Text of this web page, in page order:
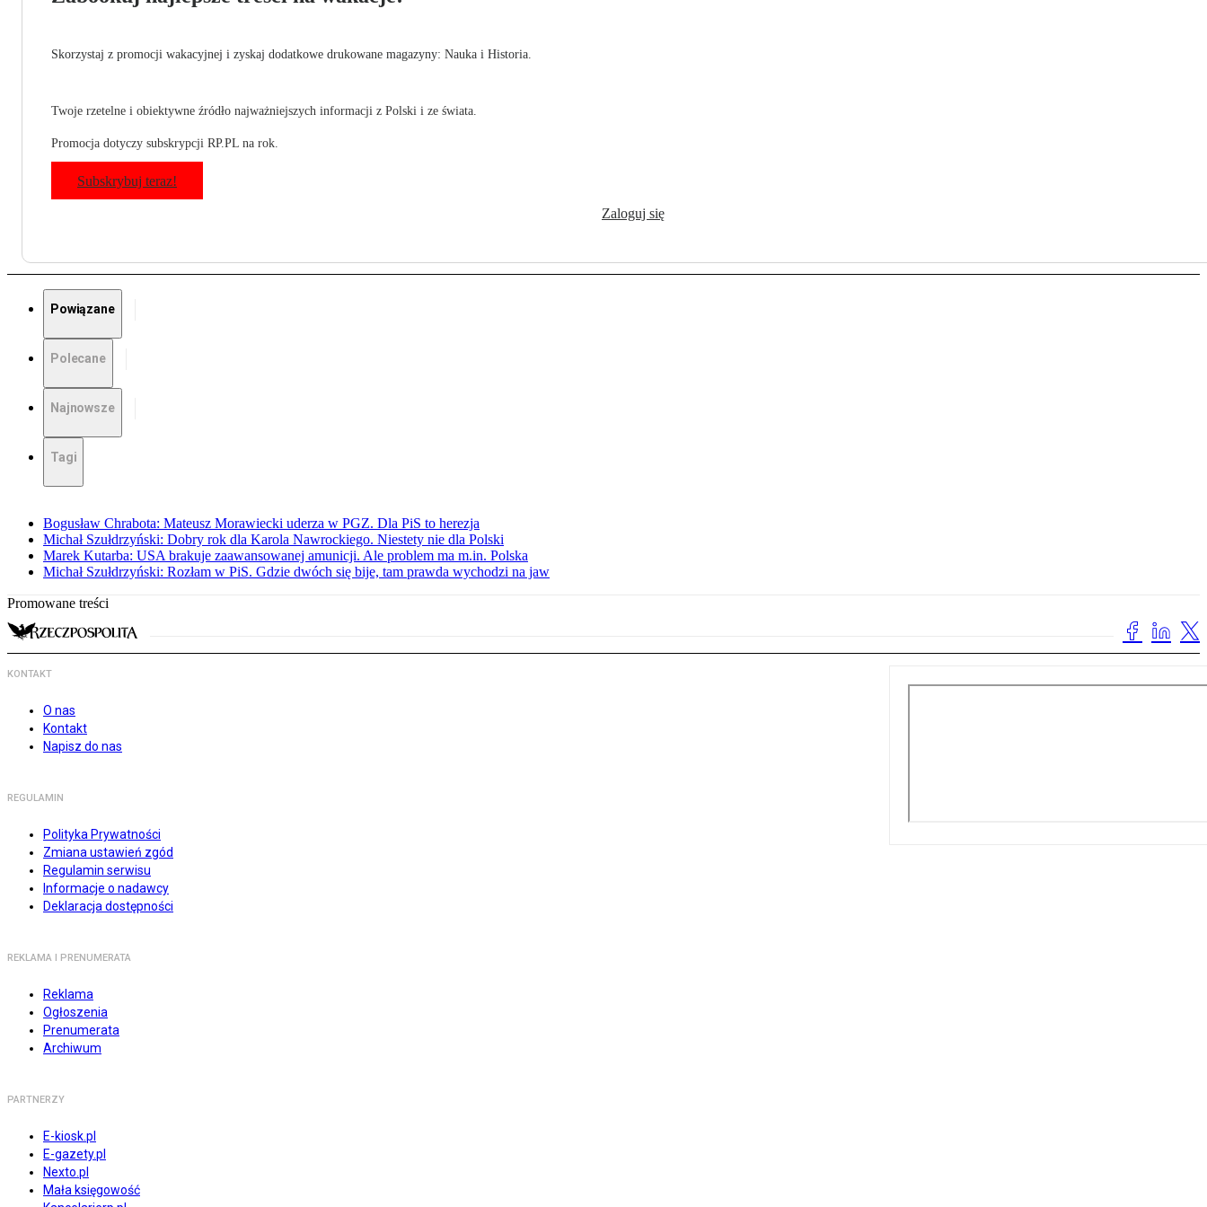
Skorzystaj z promocji wakacyjnej i zyskaj dodatkowe drukowane magazyny: Nauka i Historia.
Twoje rzetelne i obiektywne źródło najważniejszych informacji z Polski i ze świata.
Promocja dotyczy subskrypcji RP.PL na rok.
Subskrybuj teraz!
Zaloguj się
Powiązane
Polecane
Najnowsze
Tagi
Bogusław Chrabota: Mateusz Morawiecki uderza w PGZ. Dla PiS to herezja
Michał Szułdrzyński: Dobry rok dla Karola Nawrockiego. Niestety nie dla Polski
Marek Kutarba: USA brakuje zaawansowanej amunicji. Ale problem ma m.in. Polska
Michał Szułdrzyński: Rozłam w PiS. Gdzie dwóch się bije, tam prawda wychodzi na jaw
Promowane treści
KONTAKT
O nas
Kontakt
Napisz do nas
REGULAMIN
Polityka Prywatności
Zmiana ustawień zgód
Regulamin serwisu
Informacje o nadawcy
Deklaracja dostępności
REKLAMA I PRENUMERATA
Reklama
Ogłoszenia
Prenumerata
Archiwum
PARTNERZY
E-kiosk.pl
E-gazety.pl
Nexto.pl
Mała księgowość